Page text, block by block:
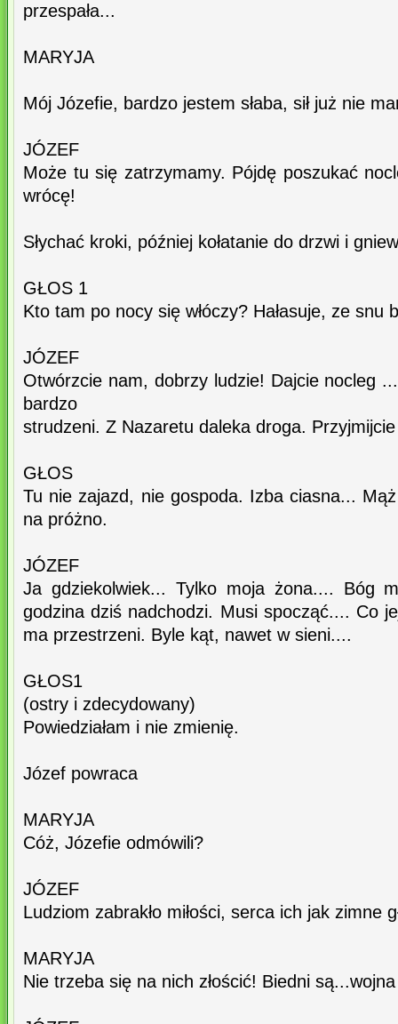
przespała...
MARYJA
Mój Józefie, bardzo jestem słaba, sił już nie
JÓZEF
Może tu się zatrzymamy. Pójdę poszukać
wrócę!
Słychać kroki, później kołatanie do drzwi i
GŁOS 1
Kto tam po nocy się włóczy? Hałasuje, ze snu
JÓZEF
Otwórzcie nam, dobrzy ludzie! Dajcie nocleg
bardzo
strudzeni. Z Nazaretu daleka droga.
GŁOS
Tu nie zajazd, nie gospoda. Izba ciasna...
na próżno.
JÓZEF
Ja gdziekolwiek... Tylko moja żona.... Bóg
godzina dziś nadchodzi. Musi spocząć.... Co
ma przestrzeni. Byle kąt, nawet w sieni....
GŁOS1
(ostry i zdecydowany)
Powiedziałam i nie zmienię.
Józef powraca
MARYJA
Cóż, Józefie odmówili?
JÓZEF
Ludziom zabrakło miłości, serca ich jak zimne
MARYJA
Nie trzeba się na nich złościć! Biedni